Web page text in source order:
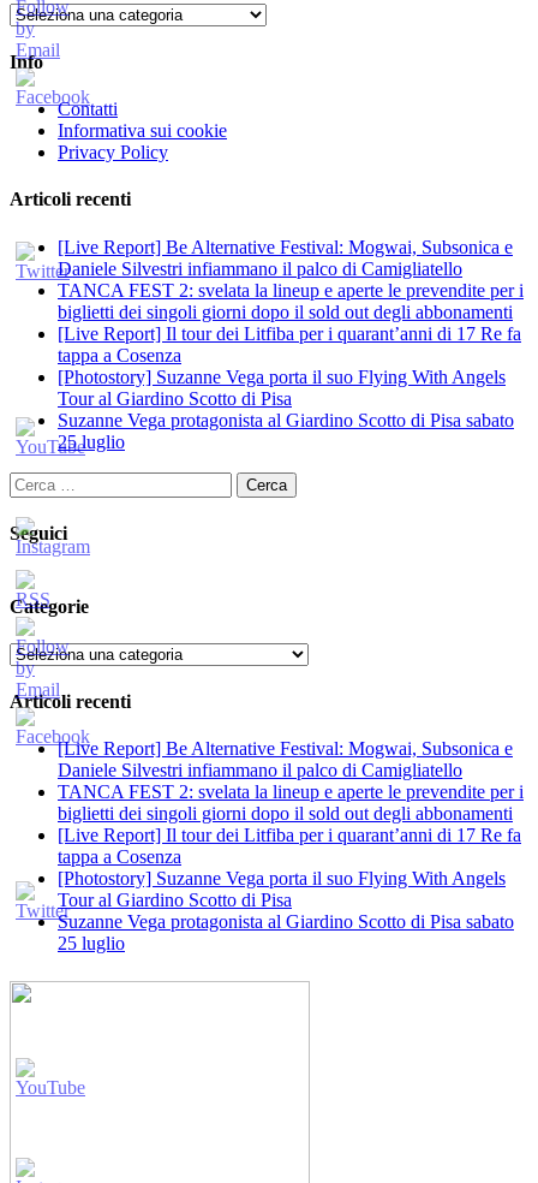
Categorie
Info
Contatti
Informativa sui cookie
Privacy Policy
Articoli recenti
[Live Report] Be Alternative Festival: Mogwai, Subsonica e
Daniele Silvestri infiammano il palco di Camigliatello
TANCA FEST 2: svelata la lineup e aperte le prevendite per i
biglietti dei singoli giorni dopo il sold out degli abbonamenti
[Live Report] Il tour dei Litfiba per i quarant’anni di 17 Re fa
tappa a Cosenza
[Photostory] Suzanne Vega porta il suo Flying With Angels
Tour al Giardino Scotto di Pisa
Suzanne Vega protagonista al Giardino Scotto di Pisa sabato
25 luglio
Ricerca
per:
Seguici
Categorie
Categorie
Articoli recenti
[Live Report] Be Alternative Festival: Mogwai, Subsonica e
Daniele Silvestri infiammano il palco di Camigliatello
TANCA FEST 2: svelata la lineup e aperte le prevendite per i
biglietti dei singoli giorni dopo il sold out degli abbonamenti
[Live Report] Il tour dei Litfiba per i quarant’anni di 17 Re fa
tappa a Cosenza
[Photostory] Suzanne Vega porta il suo Flying With Angels
Tour al Giardino Scotto di Pisa
Suzanne Vega protagonista al Giardino Scotto di Pisa sabato
25 luglio